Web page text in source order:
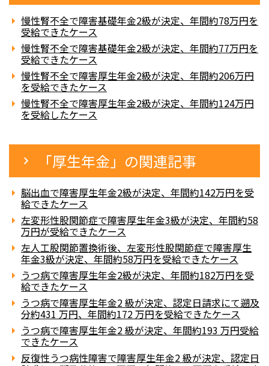
慢性腎不全で障害基礎年金2級が決定、年間約78万円を
受給できたケース
慢性腎不全で障害基礎年金2級が決定、年間約77万円を
受給できたケース
慢性腎不全で障害厚生年金2級が決定、年間約206万円
を受給できたケース
慢性腎不全で障害厚生年金2級が決定、年間約124万円
を受給したケース
「厚生年金」の関連記事
脳出血で障害厚生年金2級が決定、年間約142万円を受
給できたケース
左変形性股関節症で障害厚生年金3級が決定、年間約58
万円が受給できたケース
左人工股関節置換術後、左変形性股関節症で障害厚生
年金3級が決定、年間約58万円を受給できたケース
うつ病で障害厚生年金2級が決定、年間約182万円を受
給できたケース
うつ病で障害厚生年金2 級が決定、認定日請求にて遡及
分約431 万円、年間約172 万円を受給できたケース
うつ病で障害厚生年金2 級が決定、年間約193 万円受給
できたケース
反復性うつ病性障害で障害厚生年金2 級が決定、認定日